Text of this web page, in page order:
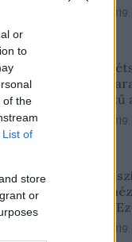
or
to
of the
List of
store
or
rész
-